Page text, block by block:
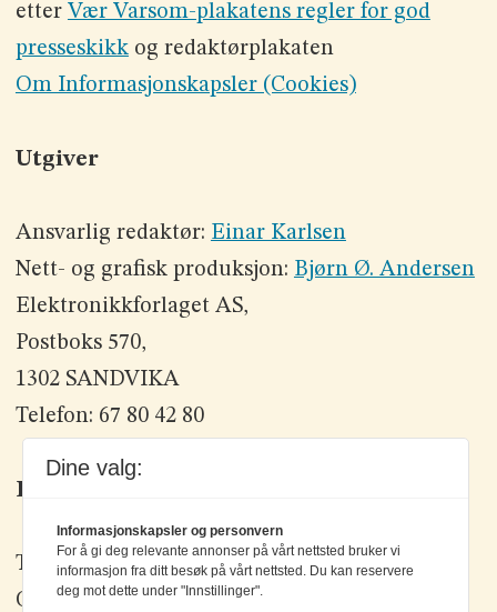
etter Vær Varsom-plakatens regler for god
presseskikkog redaktørplakaten
Om Informasjonskapsler (Cookies)
Utgiver
Ansvarlig redaktør: Einar Karlsen
Nett- og grafisk produksjon: Bjørn Ø. Andersen
Elektronikkforlaget AS,
Postboks 570,
1302 SANDVIKA
Telefon: 67 80 42 80
Kontakt oss
Tlf: +47 67 80 42 80
Olav Brunborgs vei 6, 1396 Billingstad
Dine valg:
Informasjonskapsler og personvern
For å gi deg relevante annonser på vårt nettsted bruker vi
informasjon fra ditt besøk på vårt nettsted. Du kan reservere
deg mot dette under "Innstillinger".